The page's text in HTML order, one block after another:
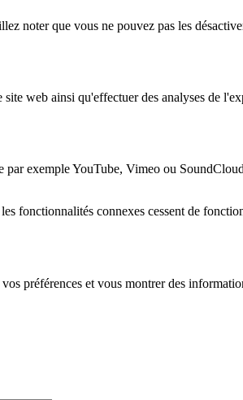
noter que vous ne pouvez pas les
web ainsi qu'effectuer des analyses de
exemple YouTube, Vimeo ou
fonctionnalités connexes cessent de
préférences et vous montrer des